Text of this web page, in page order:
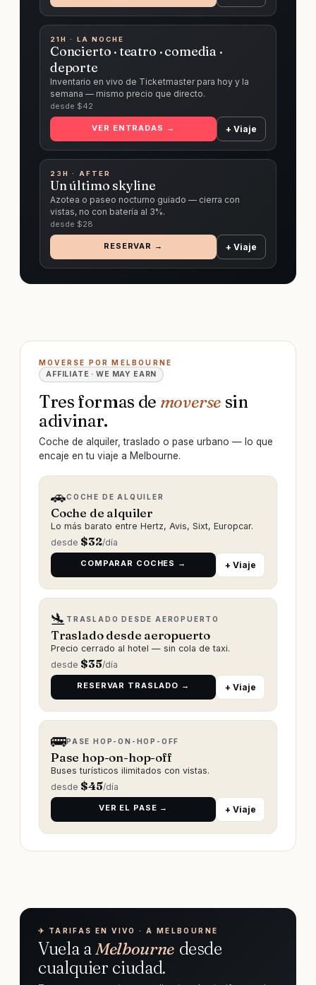
21H · LA NOCHE
Concierto · teatro · comedia ·
deporte
Inventario en vivo de Ticketmaster para hoy y la
semana — mismo precio que directo.
desde $42
VER ENTRADAS → + Viaje
23H · AFTER
Un último skyline
Azotea o paseo nocturno guiado — cierra con
vistas, no con batería al 3%.
desde $28
RESERVAR → + Viaje
MOVERSE POR MELBOURNE
AFFILIATE · WE MAY EARN
Tres formas de moverse sin
adivinar.
Coche de alquiler, traslado o pase urbano — lo que
encaje en tu viaje a Melbourne.
🚗COCHE DE ALQUILER
Coche de alquiler
Lo más barato entre Hertz, Avis, Sixt, Europcar.
desde $32/día
COMPARAR COCHES → + Viaje
🛬 TRASLADO DESDE AEROPUERTO
Traslado desde aeropuerto
Precio cerrado al hotel — sin cola de taxi.
desde $35/día
RESERVAR TRASLADO → + Viaje
🚌PASE HOP-ON-HOP-OFF
Pase hop-on-hop-off
Buses turísticos ilimitados con vistas.
desde $45/día
VER EL PASE → + Viaje
✈︎ TARIFAS EN VIVO · A MELBOURNE
Vuela aMelbourne desde
cualquier ciudad.